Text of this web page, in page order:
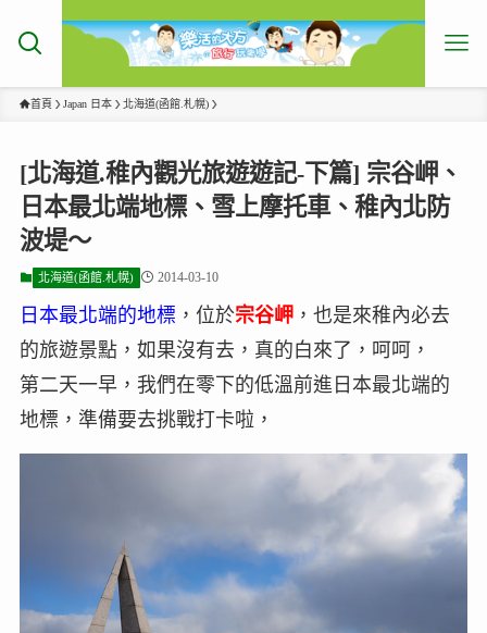
首頁 Japan 日本 北海道(函館.札幌)
[北海道.稚內觀光旅遊遊記-下篇] 宗谷岬、
日本最北端地標、雪上摩托車、稚內北防
波堤～
北海道(函館.札幌) 2014-03-10
日本最北端的地標 ，位於宗谷岬，也是來稚內必去
的旅遊景點，如果沒有去，真的白來了，呵呵，
第二天一早，我們在零下的低溫前進日本最北端的
地標，準備要去挑戰打卡啦，